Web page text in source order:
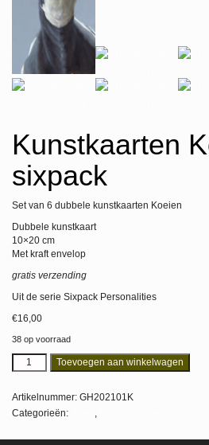
Kunstkaarten
sixpack
Set van 6 dubbele kunstkaarten Koeien
Dubbele kunstkaart
10×20 cm
Met kraft envelop
gratis verzending
Uit de serie Sixpack Personalities
€16,00
38 op voorraad
Toevoegen aan winkelwagen
Artikelnummer: GH202101K
Categorieën:
,